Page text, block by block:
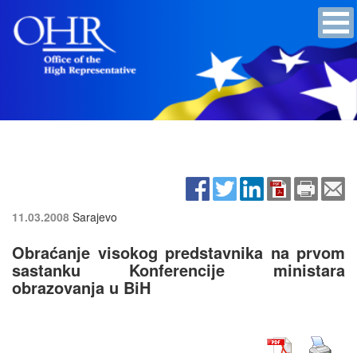
11.03.2008 Sarajevo
Obraćanje visokog predstavnika na prvom
sastanku Konferencije ministara
obrazovanja u BiH